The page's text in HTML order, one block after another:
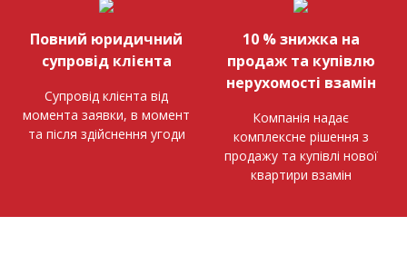
Повний юридичний
супровід клієнта
Супровід клієнта від
момента заявки, в момент
та після здійснення угоди
10 % знижка на
продаж та купівлю
нерухомості взамін
Компанія надає
комплексне рішення з
продажу та купівлі нової
квартири взамін